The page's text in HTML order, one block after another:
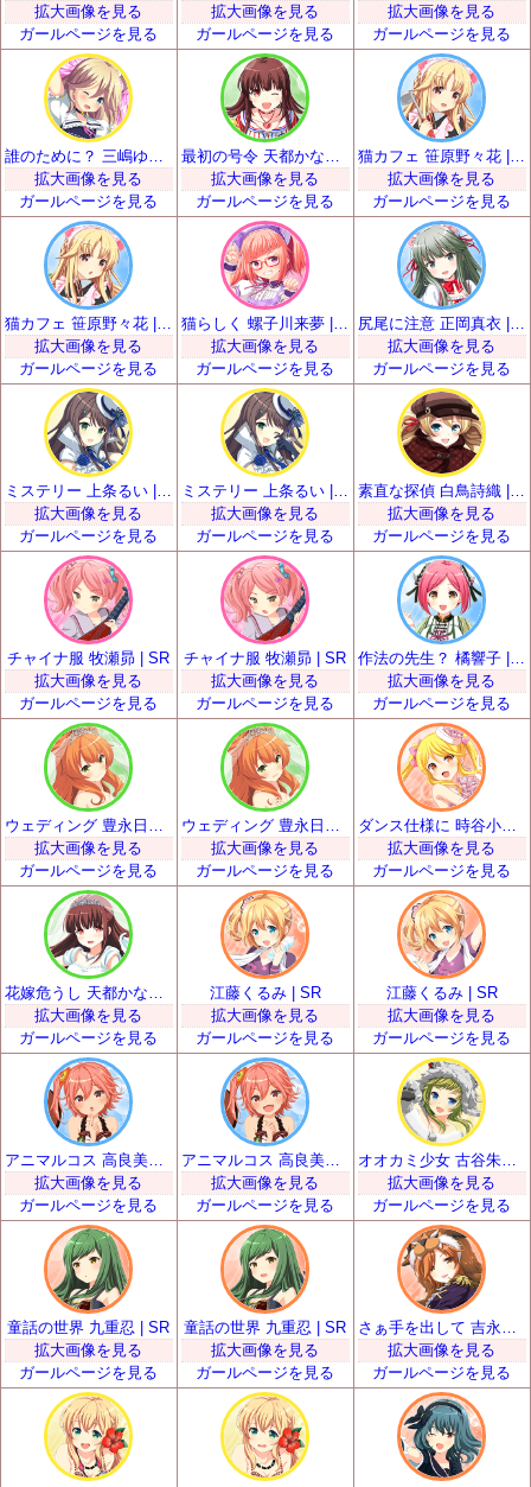
拡大画像を見る
ガールページを見る
拡大画像を見る
ガールページを見る
拡大画像を見る
ガールページを見る
拡大画像を見る
ガールページを見る
拡大画像を見る
ガールページを見る
猫カフェ 笹原野々花 | SR
拡大画像を見る
ガールページを見る
拡大画像を見る
ガールページを見る
猫らしく 螺子川来夢 | SR
拡大画像を見る
ガールページを見る
尻尾に注意 正岡真衣 | SR
拡大画像を見る
ガールページを見る
拡大画像を見る
ガールページを見る
ミステリー 上条るい | SR
拡大画像を見る
ガールページを見る
素直な探偵 白鳥詩織 | SR
拡大画像を見る
ガールページを見る
チャイナ服 牧瀬昴 | SR
拡大画像を見る
ガールページを見る
チャイナ服 牧瀬昴 | SR
拡大画像を見る
ガールページを見る
作法の先生？ 橘響子 | SR
拡大画像を見る
ガールページを見る
拡大画像を見る
ガールページを見る
拡大画像を見る
ガールページを見る
ダンス仕様に 時谷小瑠璃 | SR
拡大画像を見る
ガールページを見る
拡大画像を見る
ガールページを見る
江藤くるみ | SR
拡大画像を見る
ガールページを見る
江藤くるみ | SR
拡大画像を見る
ガールページを見る
拡大画像を見る
ガールページを見る
アニマルコス 高良美空 | SR
拡大画像を見る
ガールページを見る
オオカミ少女 古谷朱里 | SR
拡大画像を見る
ガールページを見る
童話の世界 九重忍 | SR
拡大画像を見る
ガールページを見る
童話の世界 九重忍 | SR
拡大画像を見る
ガールページを見る
拡大画像を見る
ガールページを見る